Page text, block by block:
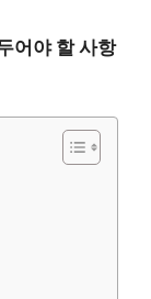
어야 할 사항